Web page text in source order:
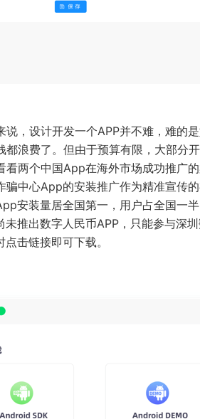
说，设计开发一个APP并不难，难的
都浪费了。但由于预算有限，大部分
看两个中国App在海外市场成功推广
骗中心App的安装推广作为精准宣传
安装量居全国第一，用户占全国一
未推出数字人民币APP，只能参与深
击链接即可下载。